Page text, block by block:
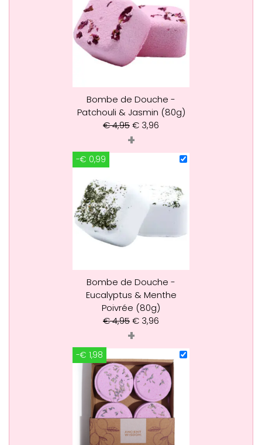
Bombe de Douche -
Patchouli & Jasmin (80g)
€4,95€ 3,96
+
-€ 0,99
Bombe de Douche -
Eucalyptus & Menthe
Poivrée (80g)
€4,95€ 3,96
+
-€ 1,98